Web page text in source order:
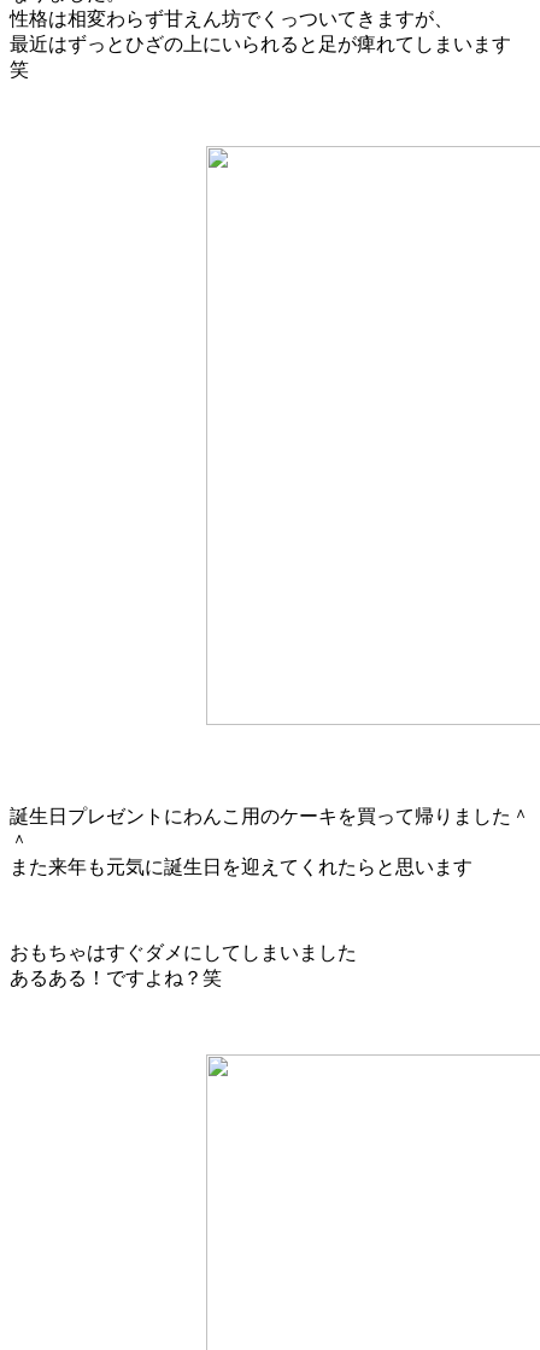
性格は相変わらず甘えん坊でくっついてきますが、
最近はずっとひざの上にいられると足が痺れてしまいます
笑
誕生日プレゼントにわんこ用のケーキを買って帰りました＾
＾
また来年も元気に誕生日を迎えてくれたらと思います
おもちゃはすぐダメにしてしまいました
あるある！ですよね？笑